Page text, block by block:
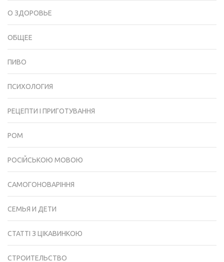
О ЗДОРОВЬЕ
ОБЩЕЕ
ПИВО
ПСИХОЛОГИЯ
РЕЦЕПТИ І ПРИГОТУВАННЯ
РОМ
РОСІЙСЬКОЮ МОВОЮ
САМОГОНОВАРІННЯ
СЕМЬЯ И ДЕТИ
СТАТТІ З ЦІКАВИНКОЮ
СТРОИТЕЛЬСТВО